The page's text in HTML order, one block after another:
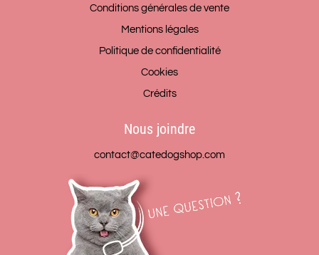
Conditions générales de vente
Mentions légales
Politique de confidentialité
Cookies
Crédits
Nous joindre
contact@catedogshop.com